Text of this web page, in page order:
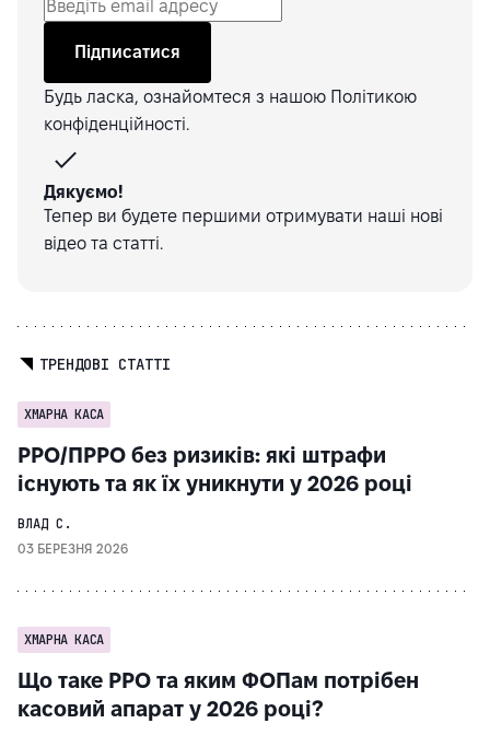
Підписатися
Будь ласка, ознайомтеся з нашою Політикою
конфіденційності.
Дякуємо!
Тепер ви будете першими отримувати наші нові
відео та статті.
ТРЕНДОВІ СТАТТІ
ХМАРНА КАСА
РРО/ПРРО без ризиків: які штрафи
існують та як їх уникнути у 2026 році
ВЛАД С.
03 БЕРЕЗНЯ 2026
ХМАРНА КАСА
Що таке РРО та яким ФОПам потрібен
касовий апарат у 2026 році?